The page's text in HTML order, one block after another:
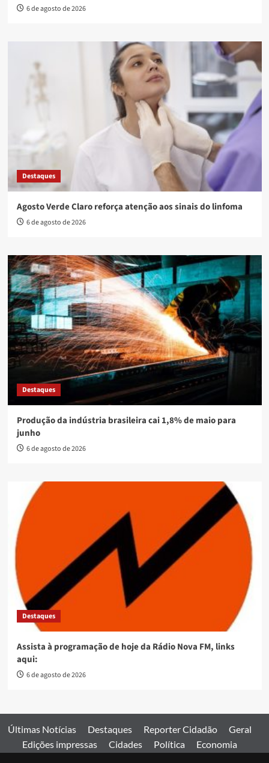
6 de agosto de 2026
Destaques
Agosto Verde Claro reforça atenção aos sinais do linfoma
6 de agosto de 2026
Destaques
Produção da indústria brasileira cai 1,8% de maio para
junho
6 de agosto de 2026
Destaques
Assista à programação de hoje da Rádio Nova FM, links
aqui:
6 de agosto de 2026
Últimas Notícias Destaques Reporter Cidadão
Geral
Edições impressas
Cidades Política
Economia